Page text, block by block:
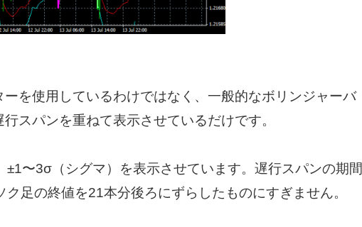
を使用しているわけではなく、一般的なボリンジャーバ
スパンを重ねて表示させているだけです。
±1〜3σ（シグマ）を表示させています。遅行スパンの期間
ク足の終値を21本分後ろにずらしたものにすぎません。